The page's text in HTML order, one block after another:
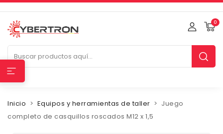
0
Inicio Equipos y herramientas de taller
Juego
completo de casquillos roscados M12 x 1,5